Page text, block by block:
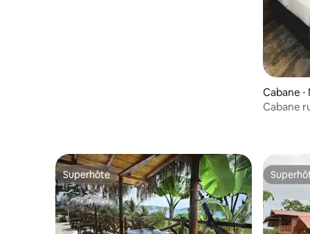
Cabane
Cabane
Superhôte
Superhôte